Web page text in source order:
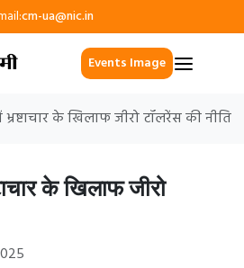
cm-ua@nic.in
Events Image
भ्रष्टाचार के खिलाफ जीरो टॉलरेंस की नीति
के खिलाफ जीरो